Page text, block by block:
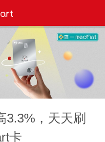
3.3%，天天刷
卡